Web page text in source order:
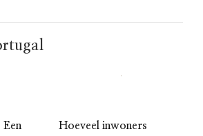
Hoeveel inwoners